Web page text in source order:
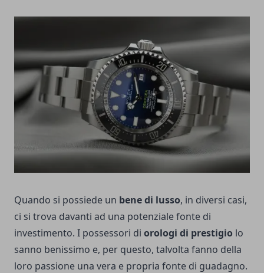
Quando si possiede un bene di lusso, in diversi casi,
ci si trova davanti ad una potenziale fonte di
investimento. I possessori di orologi di prestigio lo
sanno benissimo e, per questo, talvolta fanno della
loro passione una vera e propria fonte di guadagno.